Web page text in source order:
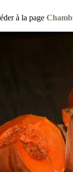
à la page